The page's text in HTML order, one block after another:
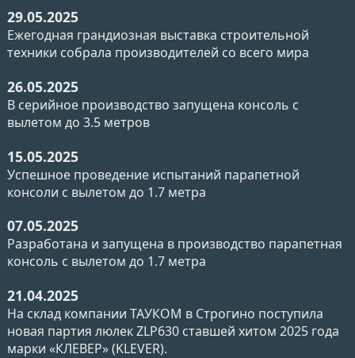
29.05.2025
Ежегодная грандиозная выставка строительной
техники собрала производителей со всего мира
26.05.2025
В серийное производство запущена консоль с
вылетом до 3.5 метров
15.05.2025
Успешное проведение испытаний парапетной
консоли с вылетом до 1.7 метра
07.05.2025
Разработана и запущена в производство парапетная
консоль с вылетом до 1.7 метра
21.04.2025
На склад компании ТАУКОМ в Строгино поступила
новая партия люлек ZLP630 ставшей хитом 2025 года
марки «КЛЕВЕР» (KLEVER).